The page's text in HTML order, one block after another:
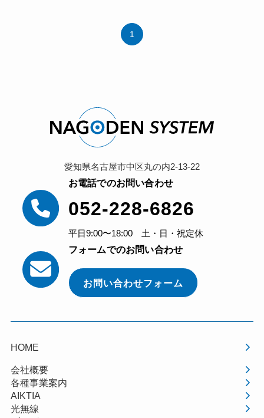
1
愛知県名古屋市中区丸の内2-13-22
お電話でのお問い合わせ
052-228-6826
平日9:00〜18:00 土・日・祝定休
フォームでのお問い合わせ
お問い合わせフォーム
HOME
会社概要
各種事業案内
AIKTIA
光無線